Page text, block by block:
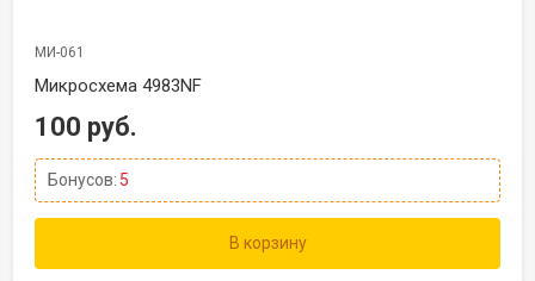
МИ-061
Микросхема 4983NF
100 руб.
Бонусов: 5
В корзину